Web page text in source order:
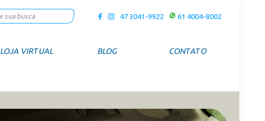
47 3041-9922 61 4004-8002
LOJA VIRTUAL BLOG CONTATO